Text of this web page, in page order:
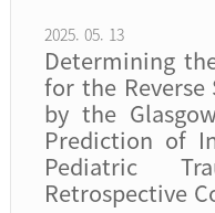
2025. 05. 13
Determining
for the
by the
Prediction of
Pediatric
Retrospective